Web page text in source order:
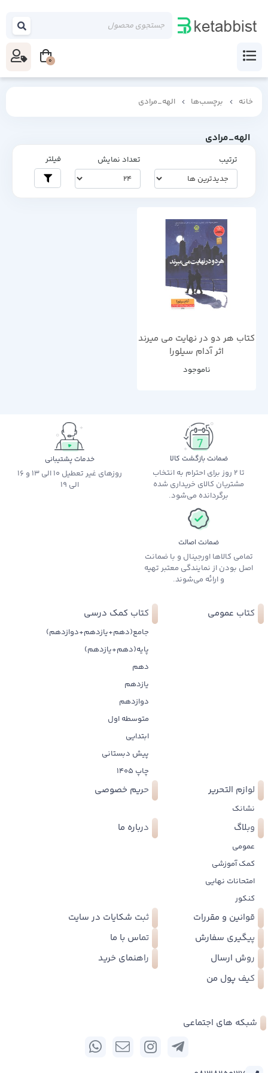
خانه برچسب‌ها الهه_مرادی
الهه_مرادی
ترتیب تعداد نمایش فیلتر
کتاب هر دو در نهایت می میرند
اثر آدام سیلورا
ناموجود
ضمانت بازگشت کالا
تا 2 روز برای احترام به انتخاب
مشتریان کالای خریداری شده
برگردانده می‌شود.
خدمات پشتیبانی
روزهای غیر تعطیل 10 الی 13 و 16
الی 19
ضمانت اصالت
تمامی کالاها اورجینال و با ضمانت
اصل بودن از نمایندگی معتبر تهیه
و ارائه می‌شوند.
کتاب عمومی کتاب کمک درسی
جامع(دهم+یازدهم+دوازدهم)
پایه(دهم+یازدهم)
دهم
یازدهم
دوازدهم
متوسطه اول
ابتدایی
پیش دبستانی
چاپ 1405
لوازم التحریر
نشانک
حریم خصوصی
وبلاگ
عمومی
کمک آموزشی
امتحانات نهایی
کنکور
درباره ما
قوانین و مقررات
ثبت شکایات در سایت
پیگیری سفارش
تماس با ما
روش ارسال
راهنمای خرید
کیف پول من
شبکه های اجتماعی
0